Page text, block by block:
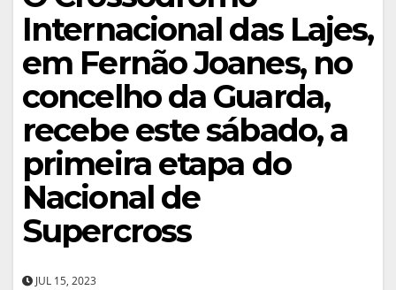
Internacional das Lajes,
em Fernão Joanes, no
concelho da Guarda,
recebe este sábado, a
primeira etapa do
Nacional de
Supercross
JUL 15, 2023